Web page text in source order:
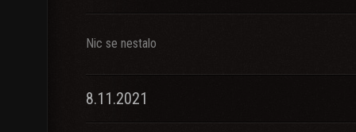
Nic se nestalo
8.11.2021